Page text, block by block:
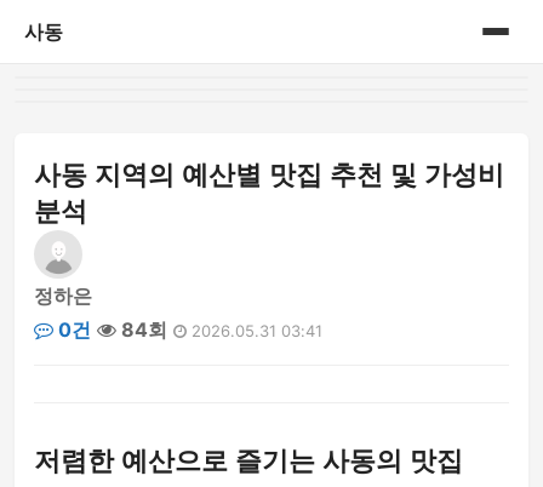
사동
사동 지역의 예산별 맛집 추천 및 가성비
분석
정하은
0건
84회 2026.05.31 03:41
저렴한 예산으로 즐기는 사동의 맛집